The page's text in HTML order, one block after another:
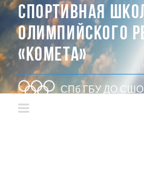
СПОРТИВНАЯ
ОЛИМПИЙСКОГО
«КОМЕТА»
СПб ГБУ ДО